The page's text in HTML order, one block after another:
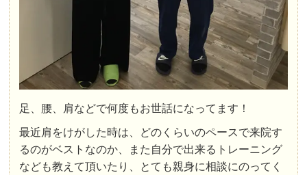
足、腰、肩などで何度もお世話になってます！
最近肩をけがした時は、どのくらいのペースで来院す
るのがベストなのか、また自分で出来るトレーニング
なども教えて頂いたり、とても親身に相談にのってく